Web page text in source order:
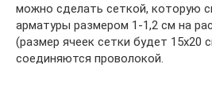
можно сделать сеткой, которую
арматуры размером 1-1,2 см на
(размер ячеек сетки будет 15х20
соединяются проволокой.